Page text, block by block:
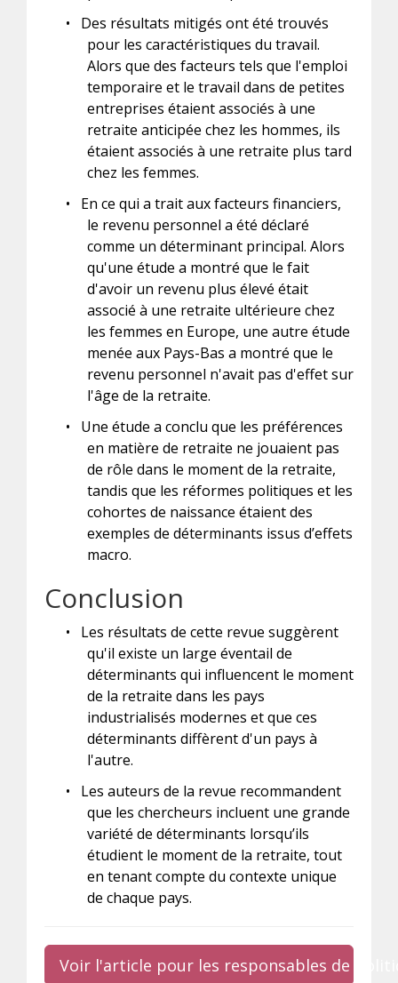
•
Des résultats mitigés ont été trouvés
pour les caractéristiques du travail.
Alors que des facteurs tels que l'emploi
temporaire et le travail dans de petites
entreprises étaient associés à une
retraite anticipée chez les hommes, ils
étaient associés à une retraite plus tard
chez les femmes.
•
En ce qui a trait aux facteurs financiers,
le revenu personnel a été déclaré
comme un déterminant principal. Alors
qu'une étude a montré que le fait
d'avoir un revenu plus élevé était
associé à une retraite ultérieure chez
les femmes en Europe, une autre étude
menée aux Pays-Bas a montré que le
revenu personnel n'avait pas d'effet sur
l'âge de la retraite.
•
Une étude a conclu que les préférences
en matière de retraite ne jouaient pas
de rôle dans le moment de la retraite,
tandis que les réformes politiques et les
cohortes de naissance étaient des
exemples de déterminants issus d’effets
macro.
Conclusion
•
Les résultats de cette revue suggèrent
qu'il existe un large éventail de
déterminants qui influencent le moment
de la retraite dans les pays
industrialisés modernes et que ces
déterminants diffèrent d'un pays à
l'autre.
•
Les auteurs de la revue recommandent
que les chercheurs incluent une grande
variété de déterminants lorsqu’ils
étudient le moment de la retraite, tout
en tenant compte du contexte unique
de chaque pays.
Voir l'article pour les responsables de